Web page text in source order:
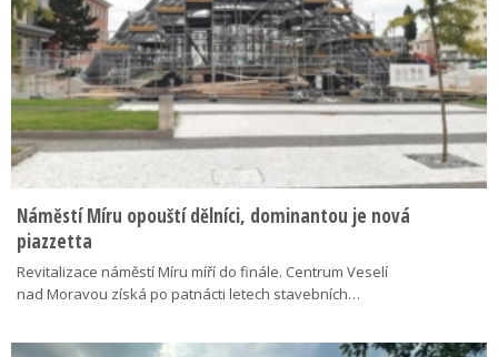
Náměstí Míru opouští dělníci, dominantou je nová
piazzetta
Revitalizace náměstí Míru míří do finále. Centrum Veselí
nad Moravou získá po patnácti letech stavebních…